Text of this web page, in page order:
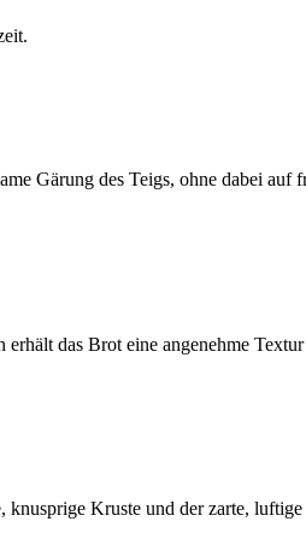
Gärung des Teigs, ohne dabei auf
das Brot eine angenehme
Kruste und der zarte,